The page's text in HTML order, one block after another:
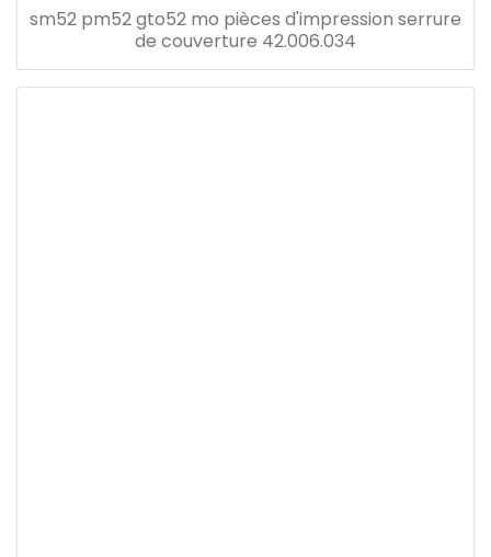
sm52 pm52 gto52 mo pièces d'impression serrure
de couverture 42.006.034